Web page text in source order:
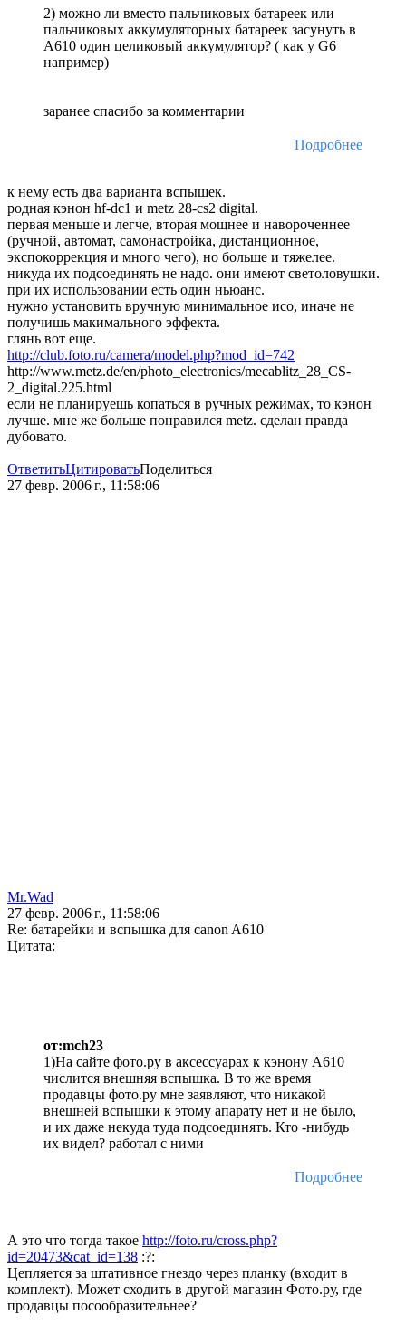
2) можно ли вместо пальчиковых батареек или
пальчиковых аккумуляторных батареек засунуть в
А610 один целиковый аккумулятор? ( как у G6
например)
заранее спасибо за комментарии
Подробнее
к нему есть два варианта вспышек.
родная кэнон hf-dc1 и metz 28-cs2 digital.
первая меньше и легче, вторая мощнее и навороченнее
(ручной, автомат, самонастройка, дистанционное,
экспокоррекция и много чего), но больше и тяжелее.
никуда их подсоединять не надо. они имеют светоловушки.
при их использовании есть один ньюанс.
нужно установить вручную минимальное исо, иначе не
получишь макимального эффекта.
глянь вот еще.
http://club.foto.ru/camera/model.php?mod_id=742
http://www.metz.de/en/photo_electronics/mecablitz_28_CS-
2_digital.225.html
если не планируешь копаться в ручных режимах, то кэнон
лучше. мне же больше понравился metz. сделан правда
дубовато.
ОтветитьЦитироватьПоделиться
27 февр. 2006 г., 11:58:06
Mr.Wad
27 февр. 2006 г., 11:58:06
Re: батарейки и вспышка для canon A610
Цитата:
от:mch23
1)На сайте фото.ру в аксессуарах к кэнону А610
числится внешняя вспышка. В то же время
продавцы фото.ру мне заявляют, что никакой
внешней вспышки к этому апарату нет и не было,
и их даже некуда туда подсоединять. Кто -нибудь
их видел? работал с ними
Подробнее
А это что тогда такое http://foto.ru/cross.php?
id=20473&cat_id=138 :?:
Цепляется за штативное гнездо через планку (входит в
комплект). Может сходить в другой магазин Фото.ру, где
продавцы посообразительнее?